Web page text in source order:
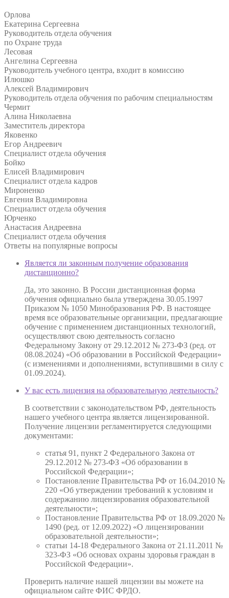
Орлова
Екатерина Сергеевна
Руководитель отдела обучения
по Охране труда
Лесовая
Ангелина Сергеевна
Руководитель учебного центра, входит в комиссию
Илюшко
Алексей Владимирович
Руководитель отдела обучения по рабочим специальностям
Чермит
Алина Николаевна
Заместитель директора
Яковенко
Егор Андреевич
Специалист отдела обучения
Бойко
Елисей Владимирович
Специалист отдела кадров
Мироненко
Евгения Владимировна
Специалист отдела обучения
Юрченко
Анастасия Андреевна
Специалист отдела обучения
Ответы на популярные вопросы
Является ли законным получение образования
дистанционно?
Да, это законно. В России дистанционная форма
обучения официально была утверждена 30.05.1997
Приказом № 1050 Минобразования РФ. В настоящее
время все образовательные организации, предлагающие
обучение с применением дистанционных технологий,
осуществляют свою деятельность согласно
Федеральному Закону от 29.12.2012 № 273-ФЗ (ред. от
08.08.2024) «Об образовании в Российской Федерации»
(с изменениями и дополнениями, вступившими в силу с
01.09.2024).
У вас есть лицензия на образовательную деятельность?
В соответствии с законодательством РФ, деятельность
нашего учебного центра является лицензированной.
Получение лицензии регламентируется следующими
документами:
статья 91, пункт 2 Федерального Закона от
29.12.2012 № 273-ФЗ «Об образовании в
Российской Федерации»;
Постановление Правительства РФ от 16.04.2010 №
220 «Об утверждении требований к условиям и
содержанию лицензирования образовательной
деятельности»;
Постановление Правительства РФ от 18.09.2020 №
1490 (ред. от 12.09.2022) «О лицензировании
образовательной деятельности»;
статьи 14-18 Федерального Закона от 21.11.2011 №
323-ФЗ «Об основах охраны здоровья граждан в
Российской Федерации».
Проверить наличие нашей лицензии вы можете на
официальном сайте ФИС ФРДО.